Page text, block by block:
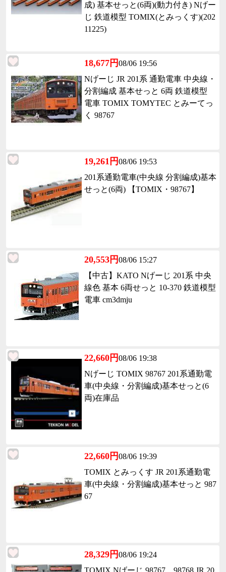
成) 基本せっと(6両)(動力付き) Nげー
じ 鉄道模型 TOMIX(とみっくす)(202
11225)
18,677円08/06 19:56
Nげーじ JR 201系 通勤電車 中央線・
分割編成 基本せっと 6両 鉄道模型
電車 TOMIX TOMYTEC とみーてっ
く 98767
19,261円08/06 19:53
201系通勤電車(中央線 分割編成)基本
せっと(6両) 【TOMIX・98767】
20,553円08/06 15:27
【中古】KATO Nげーじ 201系 中央
線色 基本 6両せっと 10-370 鉄道模型
電車 cm3dmju
22,660円08/06 19:38
Nげーじ TOMIX 98767 201系通勤電
車(中央線・分割編成)基本せっと(6
両)在庫品
22,660円08/06 19:39
TOMIX とみっくす JR 201系通勤電
車(中央線・分割編成)基本せっと 987
67
28,329円08/06 19:24
TOMIX Nげーじ 98767、98768 JR 20